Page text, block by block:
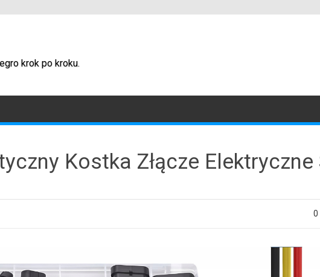
krok po kroku.
Kostka Złącze
0